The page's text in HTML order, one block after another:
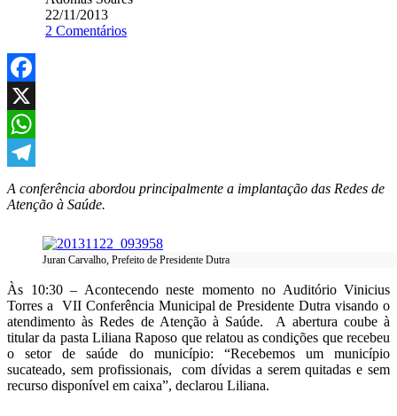
22/11/2013
2 Comentários
Facebook
X
WhatsApp
Telegram
A conferência abordou principalmente a implantação das Redes de
Atenção à Saúde.
Juran Carvalho, Prefeito de Presidente Dutra
Às 10:30 – Acontecendo neste momento no Auditório Vinicius
Torres a VII Conferência Municipal de Presidente Dutra visando o
atendimento às Redes de Atenção à Saúde. A abertura coube à
titular da pasta Liliana Raposo que relatou as condições que recebeu
o setor de saúde do município: “Recebemos um município
sucateado, sem profissionais, com dívidas a serem quitadas e sem
recurso disponível em caixa”, declarou Liliana.